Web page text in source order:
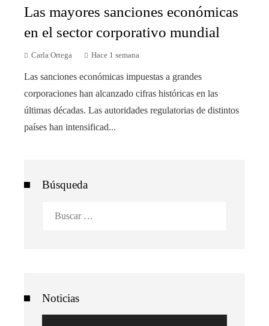
Las mayores sanciones económicas
en el sector corporativo mundial
Carla Ortega Hace 1 semana
Las sanciones económicas impuestas a grandes
corporaciones han alcanzado cifras históricas en las
últimas décadas. Las autoridades regulatorias de distintos
países han intensificad...
Búsqueda
Noticias